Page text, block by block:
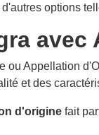
options
ou Appellation
et des
d'origine fait